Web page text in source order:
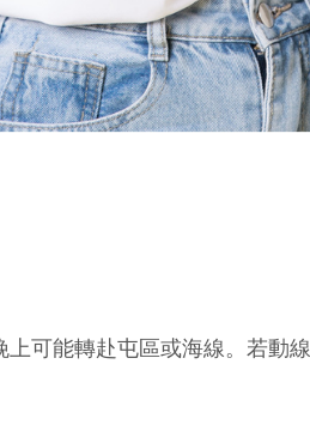
可能轉赴屯區或海線。若動